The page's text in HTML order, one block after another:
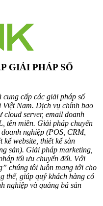
GIẢI PHÁP SỐ
cấp các giải pháp số
Việt Nam. Dịch vụ chính bao
cloud server, email doanh
tên miền. Giải pháp chuyển
nghiệp (POS, CRM,
website, thiết kế sàn
sản). Giải pháp marketing,
tối ưu chuyển đổi. Với
chúng tôi luôn mang tới cho
thể, giúp quý khách hàng có
nghiệp và quảng bá sản